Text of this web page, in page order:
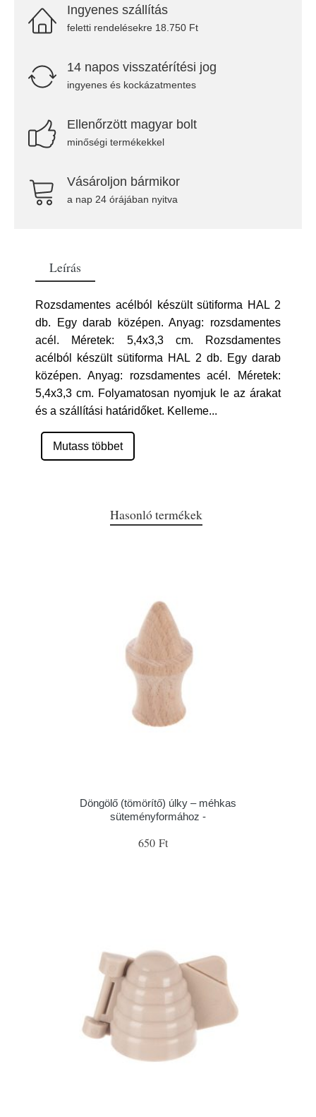
Ingyenes szállítás
feletti rendelésekre 18.750 Ft
14 napos visszatérítési jog
ingyenes és kockázatmentes
Ellenőrzött magyar bolt
minőségi termékekkel
Vásároljon bármikor
a nap 24 órájában nyitva
Leírás
Rozsdamentes acélból készült sütiforma HAL 2
db. Egy darab középen. Anyag: rozsdamentes
acél. Méretek: 5,4x3,3 cm. Rozsdamentes
acélból készült sütiforma HAL 2 db. Egy darab
középen. Anyag: rozsdamentes acél. Méretek:
5,4x3,3 cm. Folyamatosan nyomjuk le az árakat
és a szállítási határidőket. Kelleme...
Mutass többet
Hasonló termékek
Döngölő (tömörítő) úlky – méhkas
süteményformához -
650 Ft